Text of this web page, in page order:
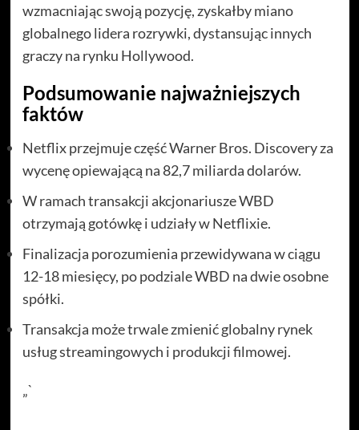
wzmacniając swoją pozycję, zyskałby miano
globalnego lidera rozrywki, dystansując innych
graczy na rynku Hollywood.
Podsumowanie najważniejszych
faktów
Netflix przejmuje część Warner Bros. Discovery za
wycenę opiewającą na 82,7 miliarda dolarów.
W ramach transakcji akcjonariusze WBD
otrzymają gotówkę i udziały w Netflixie.
Finalizacja porozumienia przewidywana w ciągu
12-18 miesięcy, po podziale WBD na dwie osobne
spółki.
Transakcja może trwale zmienić globalny rynek
usług streamingowych i produkcji filmowej.
„`